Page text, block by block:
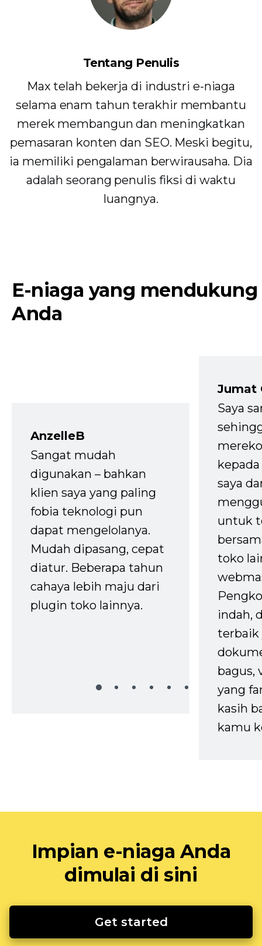
Tentang Penulis
Max telah bekerja di industri e-niaga
selama enam tahun terakhir membantu
merek membangun dan meningkatkan
pemasaran konten dan SEO. Meski begitu,
ia memiliki pengalaman berwirausaha. Dia
adalah seorang penulis fiksi di waktu
luangnya.
E-niaga yang mendukung
Anda
AnzelleB
Sangat mudah
digunakan – bahkan
klien saya yang paling
fobia teknologi pun
dapat mengelolanya.
Mudah dipasang, cepat
diatur. Beberapa tahun
cahaya lebih maju dari
plugin toko lainnya.
Jumat
Saya
saya
untuk
toko
indah,
terbaik
bagus,
yang
kasih
kamu
Impian e-niaga Anda
dimulai di sini
Get started